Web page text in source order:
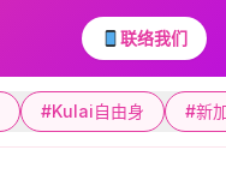
联络我们
#Kulai自由身 #新